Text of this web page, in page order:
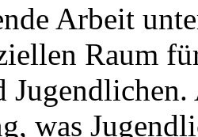
Arbeit
Raum
was